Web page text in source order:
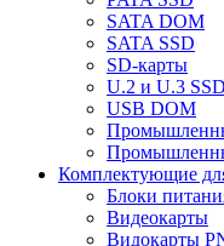
SATA DOM
SATA SSD
SD-карты
U.2 и U.3 SSD
USB DOM
Комплектующие
Блоки
Видеокарты
Видокарты